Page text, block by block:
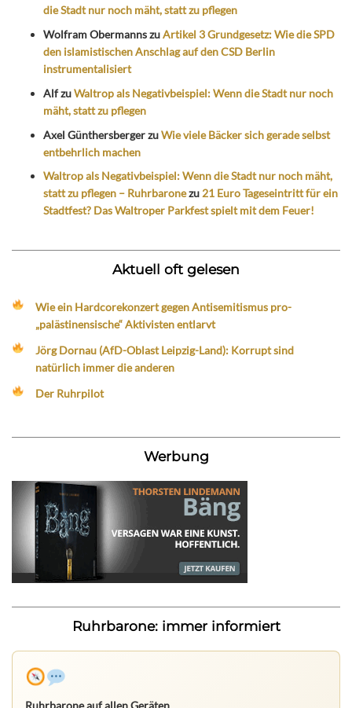
die Stadt nur noch mäht, statt zu pflegen
Wolfram ObermannszuArtikel 3 Grundgesetz: Wie die SPD
den islamistischen Anschlag auf den CSD Berlin
instrumentalisiert
AlfzuWaltrop als Negativbeispiel: Wenn die Stadt nur noch
mäht, statt zu pflegen
Axel GünthersbergerzuWie viele Bäcker sich gerade selbst
entbehrlich machen
Waltrop als Negativbeispiel: Wenn die Stadt nur noch mäht,
statt zu pflegen – Ruhrbaronezu 21 Euro Tageseintritt für ein
Stadtfest? Das Waltroper Parkfest spielt mit dem Feuer!
Aktuell oft gelesen
Wie ein Hardcorekonzert gegen Antisemitismus pro-
„palästinensische“ Aktivisten entlarvt
Jörg Dornau (AfD-Oblast Leipzig-Land): Korrupt sind
natürlich immer die anderen
Der Ruhrpilot
Werbung
Ruhrbarone: immer informiert
Ruhrbarone auf allen Geräten